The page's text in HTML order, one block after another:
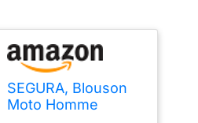
SEGURA, Blouson
Moto Homme